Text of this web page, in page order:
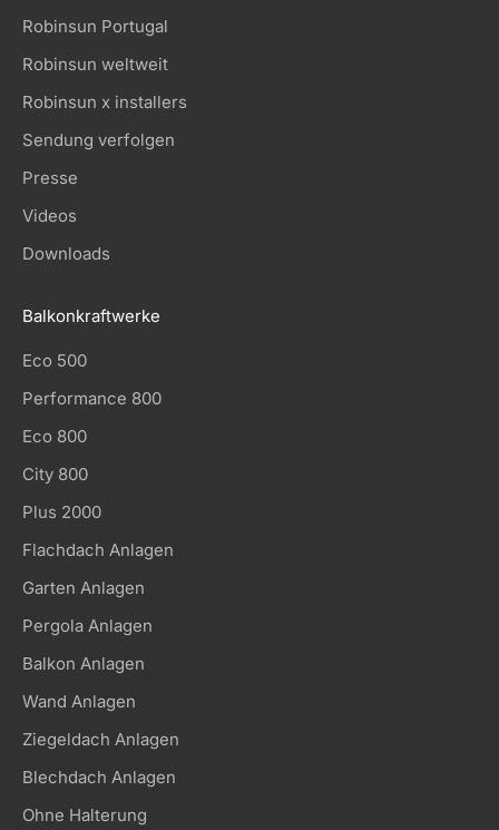
Robinsun Portugal
Robinsun weltweit
Robinsun x installers
Sendung verfolgen
Presse
Videos
Downloads
Balkonkraftwerke
Eco 500
Performance 800
Eco 800
City 800
Plus 2000
Flachdach Anlagen
Garten Anlagen
Pergola Anlagen
Balkon Anlagen
Wand Anlagen
Ziegeldach Anlagen
Blechdach Anlagen
Ohne Halterung